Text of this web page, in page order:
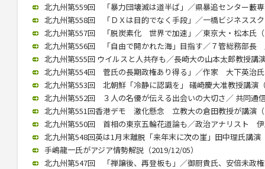
北九州第559回 「暴力団壊滅は道半ば」／県暴追センター藪
北九州第558回 「ＤＸは目的でなく手段」／一橋ビジネスス
北九州第557回 「脱炭素化 世界で加速」／東京大・松本氏
北九州第556回 「自由で開かれた海」目指す／７管総務部長
北九州第555回 ウイルスと人共存も／長崎大の山本太郎教授講
北九州第554回 菅氏の長期政権あり得る」／作家 大下英治
北九州第553回 北朝鮮「冷静に認識を」 礒崎慶大准教授講演
北九州第552回 ３人の名優が伝える出会いの大切さ／ 共同通
北九州第551回香港デモ 激化懸念 立教大の倉田教授が講演
北九州第550回 首相の東京五輪花道論も／政治アナリスト
北九州第548回英は1月末離脱「来年末に次の崖」田中理氏講演
手嶋龍一氏がアジア情勢解説（2019/12/05）
北九州第547回 「禅譲後、再登板も」／御厨貴氏、安倍未政